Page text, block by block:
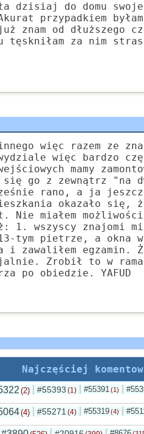
dzisiaj do domu
przypadkiem
znam od dłuższego
za nim
więc razem ze
więc bardzo
mamy
go z zewnątrz "na
rano, a ja
okazało się,
Nie miałem
1. wszyscy
tym pietrze, a okna
i zawaliłem egzamin.
Zrobił to w
po obiedzie. YAFUD
Najczęściej
(2) #55393 (1) #55391 (1)
(4) #55271 (4) #55319 (4)